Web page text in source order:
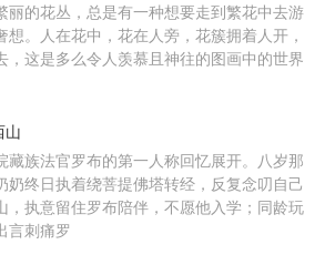
丽的花丛，总是有一种想要走到繁花中去游
想。人在花中，花在人旁，花簇拥着人开，
，这是多么令人羡慕且神往的图画中的世界
山
藏族法官罗布的第一人称回忆展开。八岁那
奶终日执着绕菩提佛塔转经，反复念叨自己
，执意留住罗布陪伴，不愿他入学；同龄玩
言刺痛罗